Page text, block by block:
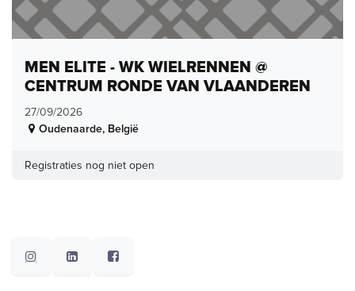
MEN ELITE - WK WIELRENNEN @
CENTRUM RONDE VAN VLAANDEREN
27/09/2026
Oudenaarde, België
Registraties nog niet open